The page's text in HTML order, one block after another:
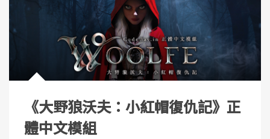
《大野狼沃夫：小紅帽復仇記》正
體中文模組